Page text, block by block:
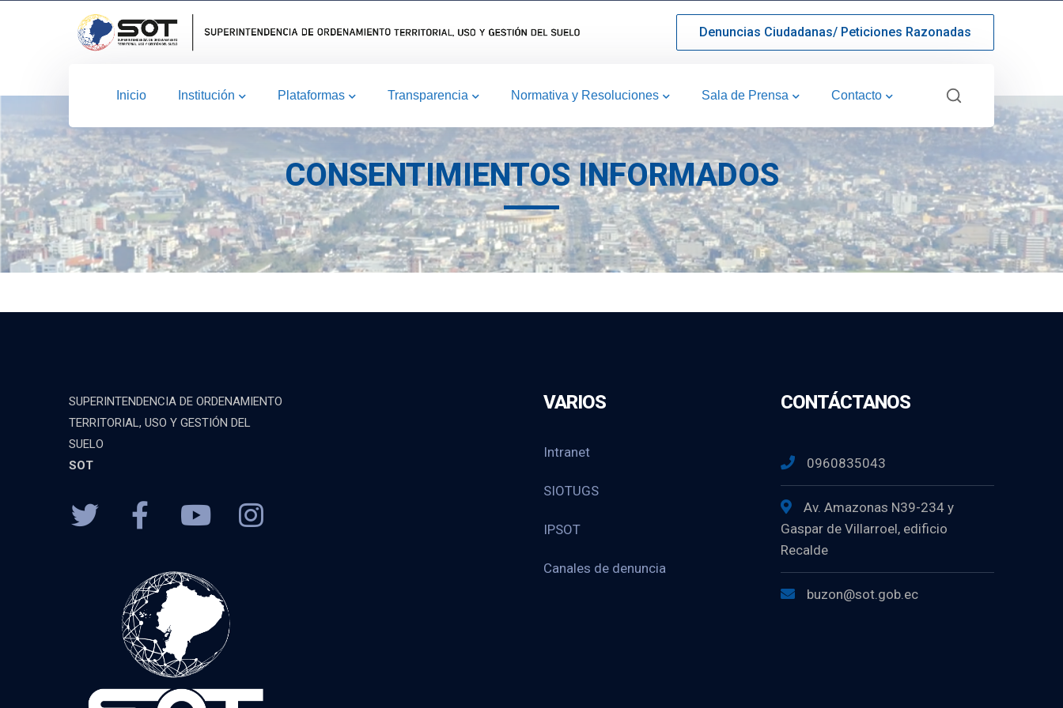
Denuncias Ciudadanas/ Peticiones Razonadas
Inicio Institución Plataformas Transparencia Normativa y Resoluciones Sala de Prensa Contacto
CONSENTIMIENTOS INFORMADOS
SUPERINTENDENCIA DE ORDENAMIENTO
TERRITORIAL, USO Y GESTIÓN DEL
SUELO
SOT
VARIOS
Intranet
SIOTUGS
IPSOT
Canales de denuncia
CONTÁCTANOS
0960835043
Av. Amazonas N39-234 y
Gaspar de Villarroel, edificio
Recalde
buzon@sot.gob.ec